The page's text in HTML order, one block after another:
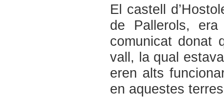
El castell
de Pallerols,
comunicat donat
vall, la qual
eren alts
en aquestes